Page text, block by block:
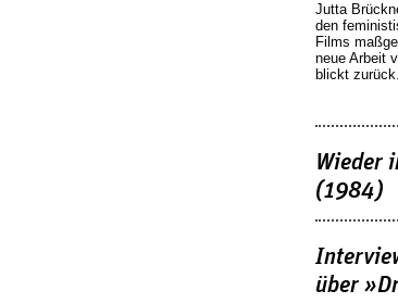
Jutta
den
Films
neue Arbeit
blickt zurück.
Wieder
(1984)
über